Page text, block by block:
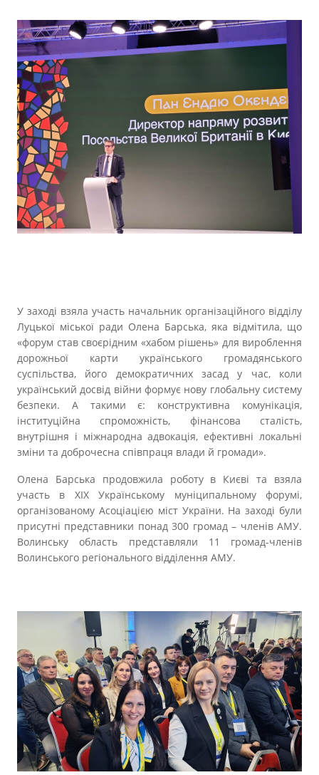
У заході взяла участь начальник організаційного відділу
Луцької міської ради Олена Барська, яка відмітила, що
«форум став своєрідним «хабом рішень» для вироблення
дорожньої карти українського громадянського
суспільства, його демократичних засад у час, коли
український досвід війни формує нову глобальну систему
безпеки. А такими є: конструктивна комунікація,
інституційна спроможність, фінансова сталість,
внутрішня і міжнародна адвокація, ефективні локальні
зміни та доброчесна співпраця влади й громади».
Олена Барська продовжила роботу в Києві та взяла
участь в XIX Українському муніципальному форумі,
організованому Асоціацією міст України. На заході були
присутні представники понад 300 громад – членів АМУ.
Волинську область представляли 11 громад-членів
Волинського регіонального відділення АМУ.